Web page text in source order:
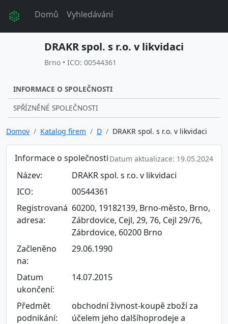
Domů Vyhledávání
DRAKR spol. s r.o. v likvidaci
Brno • ICO: 00544361
INFORMACE O SPOLEČNOSTI
SPŘÍZNĚNÉ SPOLEČNOSTI
Domov Katalog firem D DRAKR spol. s r.o. v likvidaci
Informace o společnosti Datum aktualizace: 19.05.2024
Název:
DRAKR spol. s r.o. v likvidaci
ICO:
00544361
Registrovaná
adresa:
60200, 19182139, Brno-město, Brno,
Zábrdovice, Cejl, 29, 76, Cejl 29/76,
Zábrdovice, 60200 Brno
Začleněno
na:
29.06.1990
Datum
ukončení:
14.07.2015
Předmět
podnikání:
obchodní živnost-koupě zboží za
účelem jeho dalšíhoprodeje a